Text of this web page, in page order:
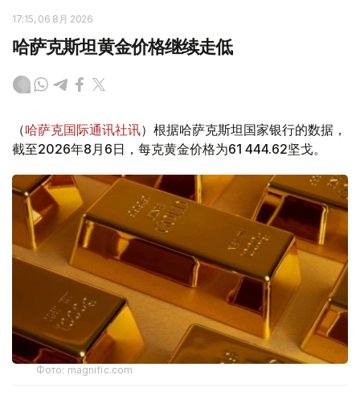
17:15, 06 8月 2026
哈萨克斯坦黄金价格继续走低
（哈萨克国际通讯社讯）根据哈萨克斯坦国家银行的数据，
截至2026年8月6日，每克黄金价格为61 444.62坚戈。
Фото: magnific.com